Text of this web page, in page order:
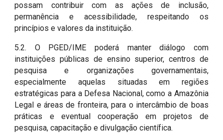
possam contribuir com as ações de inclusão,
permanência e acessibilidade, respeitando os
princípios e valores da instituição.
5.2. O PGED/IME poderá manter diálogo com
instituições públicas de ensino superior, centros de
pesquisa e organizações governamentais,
especialmente aquelas situadas em regiões
estratégicas para a Defesa Nacional, como a Amazônia
Legal e áreas de fronteira, para o intercâmbio de boas
práticas e eventual cooperação em projetos de
pesquisa, capacitação e divulgação científica.